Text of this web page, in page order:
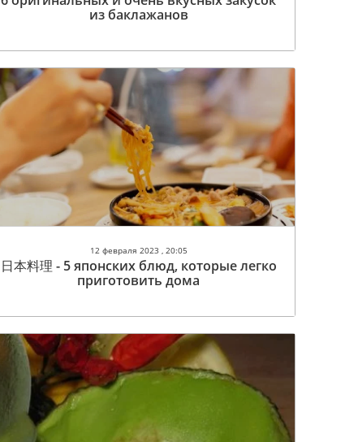
из баклажанов
12 февраля 2023 , 20:05
日本料理 - 5 японских блюд, которые легко
приготовить дома